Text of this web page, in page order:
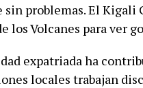
sin problemas. El Kigali
los Volcanes para ver
expatriada ha
locales trabajan